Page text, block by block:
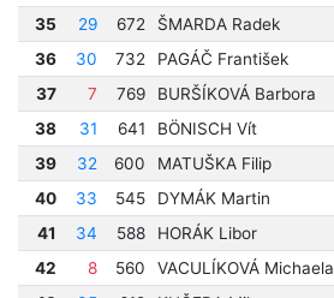
35
29 672 ŠMARDA Radek
36
30 732 PAGÁČ František
37
7 769 BURŠÍKOVÁ Barbora
38
31 641 BÖNISCH Vít
39
32 600 MATUŠKA Filip
40
33 545 DYMÁK Martin
41
34 588 HORÁK Libor
42
8 560 VACULÍKOVÁ Michaela